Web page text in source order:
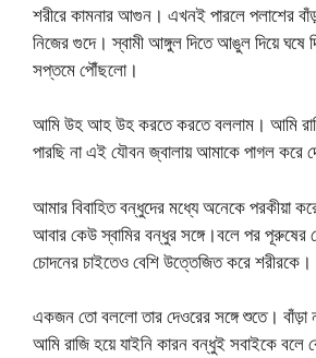
শরীরে কামনার আগুন। এখনই পারলে পলাশের
নিজের গুদে। স্বামী আঙ্গুল দিতে আঙুল দিয়ে
সপ্তমে পৌঁছলো।
আমি উহ আহ উহ করতে করতে বললাম। আমি
পারছি না এই যৌবন জ্বালায় আমাকে পাগল করে
আমার বিবাহিত বন্ধুদের মধ্যে অনেকে পরকীয়া
আবার কেউ স্বামির বন্ধুর সঙ্গে।বলে পর পূরুষের
চোদনের চাইতেও বেশি উত্তেজিত করে শরীরকে।
একজন তো বললো তার দেওরের সঙ্গে শুতে। বাঁড়া
আমি রাজি হয়ে যাইনি কারন বন্ধুই সবাইকে বলে